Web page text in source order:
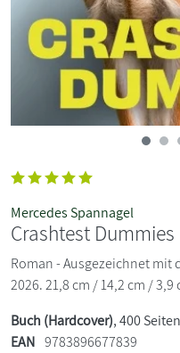
Mercedes Spannagel
Crashtest Dummies
Roman - Ausgezeichnet mit
2026. 21,8 cm / 14,2 cm / 3,9
Buch (Hardcover), 400 Seiten
EAN 9783896677839